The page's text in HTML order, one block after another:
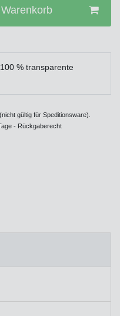
% transparente
gültig für Speditionsware).
- Rückgaberecht